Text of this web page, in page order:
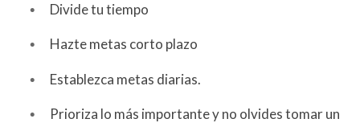
Divide tu tiempo
Hazte metas corto plazo
Establezca metas diarias.
Prioriza lo más importante y no olvides tomar un